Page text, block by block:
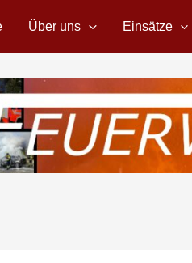
Über uns Einsätze